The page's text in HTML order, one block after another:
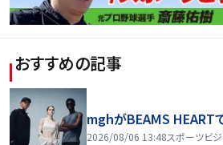
おすすめの記事
mghがBEAMS HEART
2026/08/06 13:48スポーツビ